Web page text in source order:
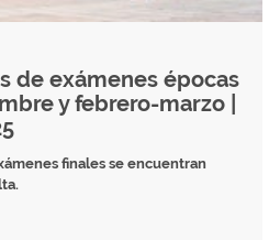
de exámenes épocas
y febrero-marzo |
finales se encuentran